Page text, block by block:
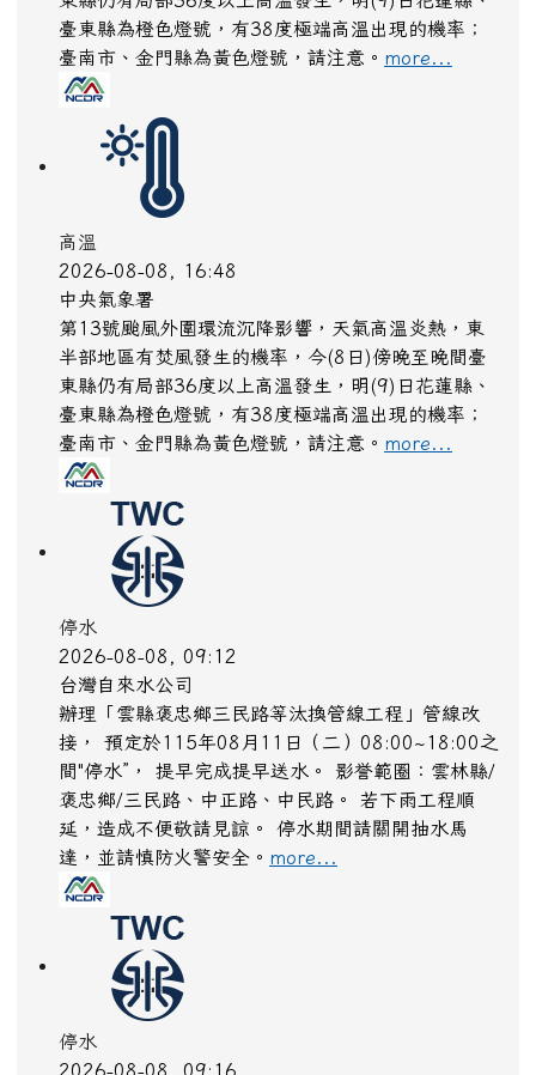
2026-08-08, 09:12
辦理「雲縣褒忠鄉三民路等汰換管線工程」管線改
接， 預定於115年08月11日（二）08:00~18:00之
間"停水”， 提早完成提早送水。 影誉範圈：雲林縣/
褒忠鄉/三民路、中正路、中民路。 若下雨工程順
延，造成不便敬請見諒。 停水期間請關開抽水馬
達，並請慎防火警安全。more...
2026-08-08, 09:16
台灣自來水公司
辦理「雲縣褒忠鄉三民路等汰換管線工程」管線改
接， 預定於115年08月12日（三）08:00~18:00之
間"停水”， 提早完成提早送水。 影誉範圈：雲林縣/
元長鄉/中央公路。土庫鎮/中正路、馬光路。褒忠鄉/
三民路、中央公路、中正路。若下雨工程順延，造成
不便敬請見諒。 停水期間請關開抽水馬達，並請慎
防火警安全。more...
2026-08-08, 09:07
台灣自來水公司
辦理「雲縣褒忠鄉三民路等汰換管線工程」管線改